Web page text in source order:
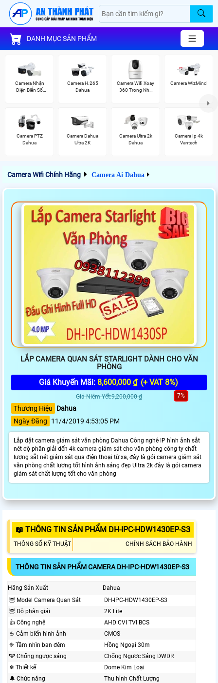
DANH MỤC SẢN PHẨM
Camera Nhận
Diện Biển Số
Camera H.265
Dahua
Camera Wifi Xoay
360 Trong Nhà
Camera WizMind
Camera PTZ
Dahua
Camera Dahua
Ultra 2K
Camera Ultra 2k
Dahua
Camera Ip 4k
Vantech
Camera Wifi Chính Hãng Camera Ai Dahua
LẮP CAMERA QUAN SÁT STARLIGHT DÀNH CHO VĂN
PHÒNG
Giá Khuyến Mãi: 8,600,000 ₫ (+ VAT 8%)
Giá Niêm Yết:9,200,000 ₫ 7%
Thương Hiệu
Dahua
Ngày Đăng
11/4/2019 4:53:05 PM
Lắp đặt camera giám sát văn phòng Dahua Công nghê IP hình ảnh sắt
nét độ phân giải đến 4k camera giám sát cho văn phòng công ty chất
lượng sắt nét giám sát qua điện thoại từ xa, đây là gói camera giám sát
văn phòng chất lượng tốt hình ảnh sáng đẹp Ultra 2k đây là gói camera
giám sát chất lượng tốt cho văn phòng
📖 THÔNG TIN SẢN PHẨM DH-IPC-HDW1430EP-S3
THÔNG SỐ KỸ THUẬT CHÍNH SÁCH BẢO HÀNH
THÔNG TIN SẢN PHẨM CAMERA DH-IPC-HDW1430EP-S3
Hãng Sản Xuất
Dahua
🦉 Model Camera Quan Sát
DH-IPC-HDW1430EP-S3
🦉 Độ phân giải
2K Lite
👍 Công nghệ
AHD CVI TVI BCS
♋ Cảm biến hình ảnh
CMOS
❈ Tầm nhìn ban đêm
Hồng Ngoại 30m
🕎 Chống ngược sáng
Chống Ngược Sáng DWDR
❄ Thiết kế
Dome Kim Loại
🔔 Chức năng
Thu hình Chất Lượng